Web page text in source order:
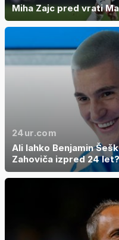
Miha Zajc pred vrati
24ur.com
Ali lahko Benjamin
Zahoviča izpred 24 let?